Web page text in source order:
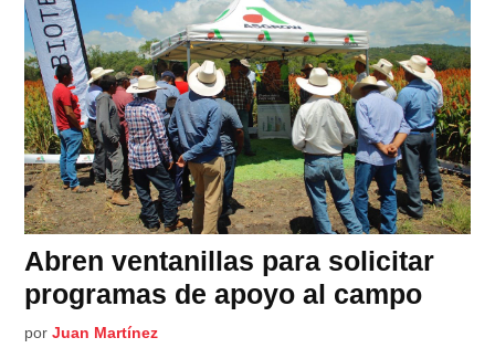
Abren ventanillas para solicitar
programas de apoyo al campo
por Juan Martínez